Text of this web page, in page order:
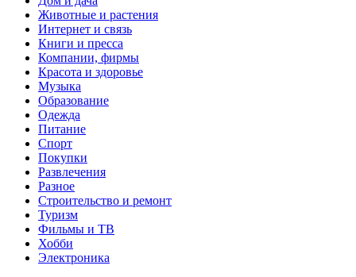
Животные и растения
Интернет и связь
Книги и пресса
Компании, фирмы
Красота и здоровье
Музыка
Образование
Одежда
Питание
Спорт
Покупки
Развлечения
Разное
Строительство и ремонт
Туризм
Фильмы и ТВ
Хобби
Электроника